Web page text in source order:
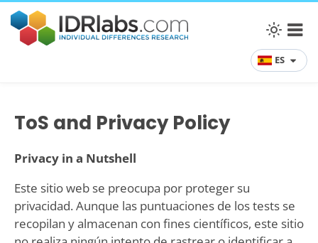
ES
ToS and Privacy Policy
Privacy in a Nutshell
Este sitio web se preocupa por proteger su
privacidad. Aunque las puntuaciones de los tests se
recopilan y almacenan con fines científicos, este sitio